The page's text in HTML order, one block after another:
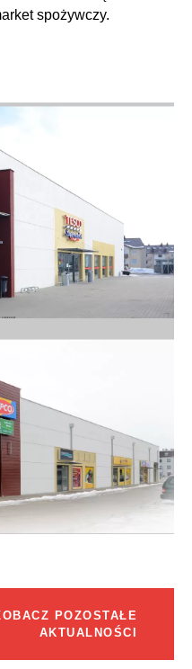
spożywczy.
POZOSTAŁE
AKTUALNOŚCI